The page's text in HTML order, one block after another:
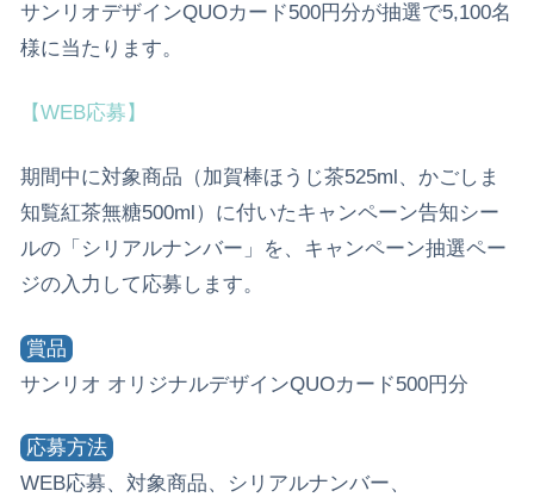
サンリオデザインQUOカード500円分が抽選で5,100名
様に当たります。
【WEB応募】
期間中に対象商品（加賀棒ほうじ茶525ml、かごしま
知覧紅茶無糖500ml）に付いたキャンペーン告知シー
ルの「シリアルナンバー」を、キャンペーン抽選ペー
ジの入力して応募します。
賞品
サンリオ オリジナルデザインQUOカード500円分
応募方法
WEB応募、対象商品、シリアルナンバー、